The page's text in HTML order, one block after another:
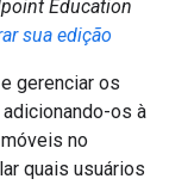
Education
sua edição
gerenciar os
os à
no
quais usuários